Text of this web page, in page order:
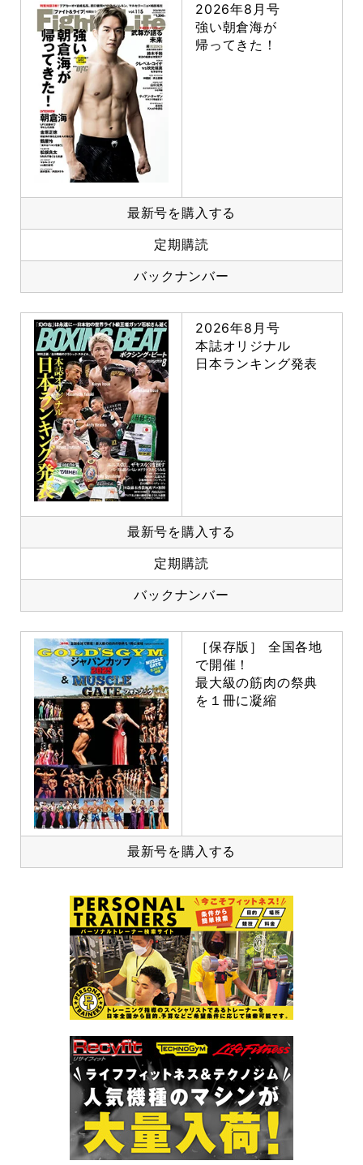
2026年8月号
強い朝倉海が
帰ってきた！
最新号を購入する
定期購読
バックナンバー
2026年8月号
本誌オリジナル
日本ランキング発表
最新号を購入する
定期購読
バックナンバー
［保存版］ 全国各地
で開催！
最大級の筋肉の祭典
を１冊に凝縮
最新号を購入する